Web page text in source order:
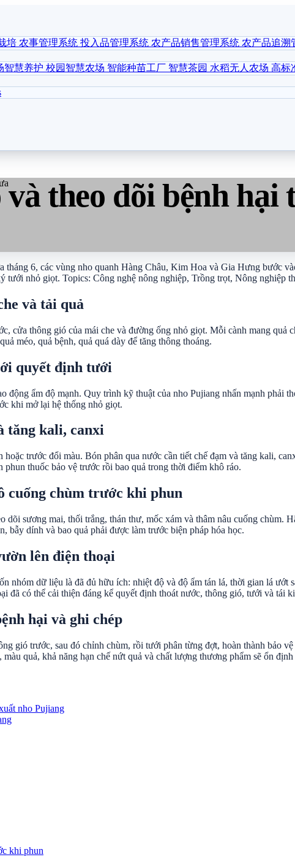
培 农事管理系统 投入品管理系统 农产品销售管理系统 农产品追溯
智慧养护 校园智慧农场 智能种苗工厂 智慧茶园 水稻无人农场 高标
theo dõi bệnh
6, các vùng nho quanh Hàng Châu, Kim Hoa và Gia Hưng bước
tưới nhỏ giọt. Topics: Công nghệ nông nghiệp, Trồng trọt, Nông nghiệp
và tải quả
cửa thông gió của mái che và đường ống nhỏ giọt. Mỗi cành mang
méo, quả bệnh, quả quá dày để tăng thông thoáng.
quyết định tưới
động ẩm độ mạnh. Quy trình kỹ thuật của nho Pujiang nhấn mạnh
khi mở lại hệ thống nhỏ giọt.
tăng kali, canxi
trước đổi màu. Bón phân qua nước cần tiết chế đạm và tăng kali,
thuốc bảo vệ trước rồi bao quả trong thời điểm khô ráo.
cuống chùm trước khi phun
sương mai, thối trắng, thán thư, mốc xám và thâm nâu cuống chùm.
dính và bao quả phải được làm trước biện pháp hóa học.
lên điện thoại
nhóm dữ liệu là đã đủ hữu ích: nhiệt độ và độ ẩm tán lá, thời gian lá
đã có thể cải thiện đáng kể quyết định thoát nước, thông gió, tưới và tái
hại và ghi chép
gió trước, sau đó chỉnh chùm, rồi tưới phân từng đợt, hoàn thành bảo
quả, khả năng hạn chế nứt quả và chất lượng thương phẩm sẽ ổn
nho Pujiang
khi phun